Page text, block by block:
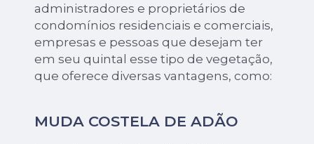
administradores e proprietários de
condomínios residenciais e comerciais,
empresas e pessoas que desejam ter
em seu quintal esse tipo de vegetação,
que oferece diversas vantagens, como:
MUDA COSTELA DE ADÃO